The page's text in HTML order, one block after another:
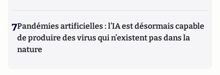
7Pandémies artificielles : l’IA est désormais capable
de produire des virus qui n’existent pas dans la
nature